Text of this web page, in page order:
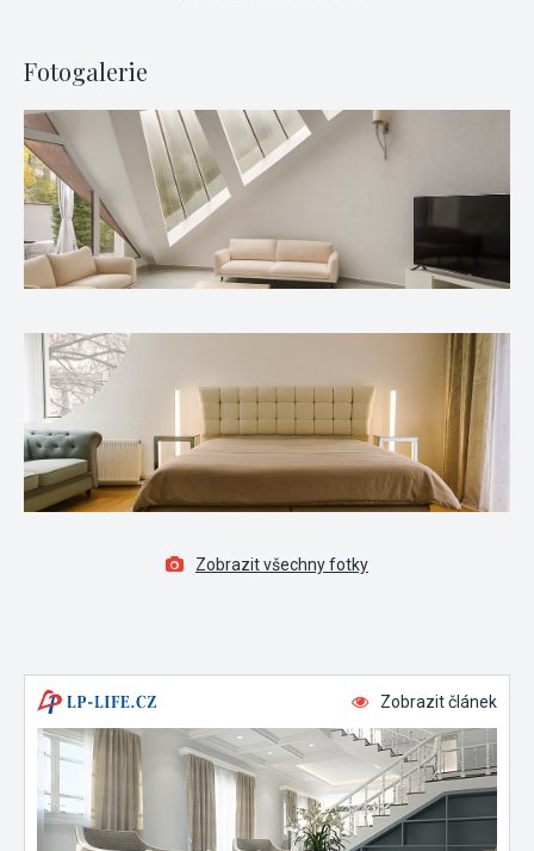
Fotogalerie
Zobrazit všechny fotky
Zobrazit článek